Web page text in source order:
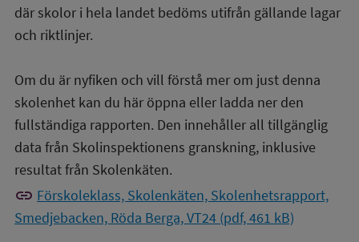
där skolor i hela landet bedöms utifrån gällande lagar
och riktlinjer.
Om du är nyfiken och vill förstå mer om just denna
skolenhet kan du här öppna eller ladda ner den
fullständiga rapporten. Den innehåller all tillgänglig
data från Skolinspektionens granskning, inklusive
resultat från Skolenkäten.
link Förskoleklass, Skolenkäten, Skolenhetsrapport,
Smedjebacken, Röda Berga, VT24 (pdf, 461 kB)